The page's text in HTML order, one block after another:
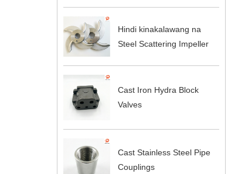
Hindi kinakalawang na
Steel Scattering Impeller
Cast Iron Hydra Block
Valves
Cast Stainless Steel Pipe
Couplings